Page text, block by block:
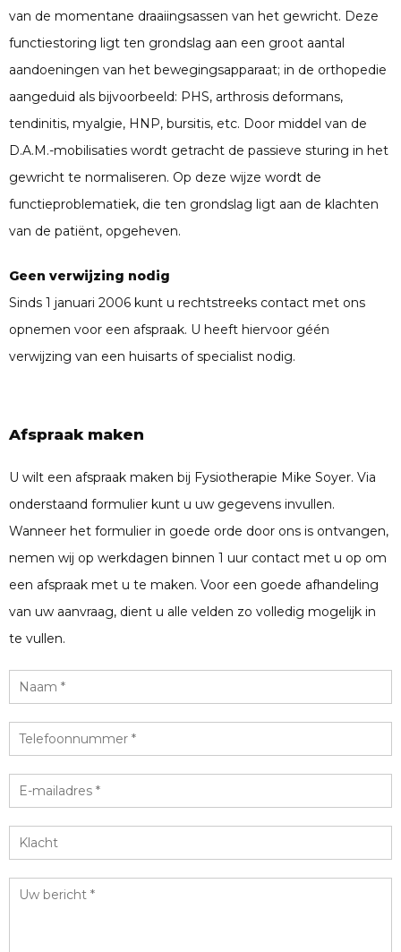
van de momentane draaiingsassen van het gewricht. Deze
functiestoring ligt ten grondslag aan een groot aantal
aandoeningen van het bewegingsapparaat; in de orthopedie
aangeduid als bijvoorbeeld: PHS, arthrosis deformans,
tendinitis, myalgie, HNP, bursitis, etc. Door middel van de
D.A.M.-mobilisaties wordt getracht de passieve sturing in het
gewricht te normaliseren. Op deze wijze wordt de
functieproblematiek, die ten grondslag ligt aan de klachten
van de patiënt, opgeheven.
Geen verwijzing nodig
Sinds 1 januari 2006 kunt u rechtstreeks contact met ons
opnemen voor een afspraak. U heeft hiervoor géén
verwijzing van een huisarts of specialist nodig.
Afspraak maken
U wilt een afspraak maken bij Fysiotherapie Mike Soyer. Via
onderstaand formulier kunt u uw gegevens invullen.
Wanneer het formulier in goede orde door ons is ontvangen,
nemen wij op werkdagen binnen 1 uur contact met u op om
een afspraak met u te maken. Voor een goede afhandeling
van uw aanvraag, dient u alle velden zo volledig mogelijk in
te vullen.